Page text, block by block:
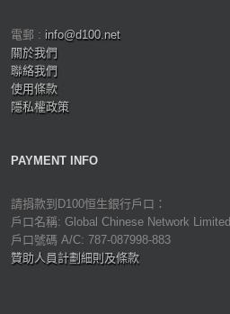
電郵 : info@d100.net
關於我們
聯絡我們
使用條款
隱私權政策
PAYMENT INFO
請捐款到D100恒生銀行戶口：
戶口名稱: Global Chinese Network Limited
戶口號碼 A/C: 787-087998-883
贊助人員計劃細則及條款